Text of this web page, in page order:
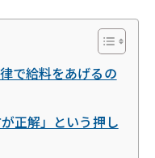
で給料をあげるの
正解」という押し